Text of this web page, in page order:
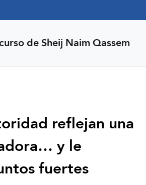
de Sheij Naim Qassem
reflejan una
y le
fuertes